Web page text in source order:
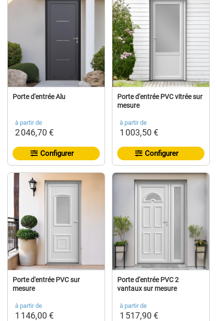
Porte d'entrée Alu
à partir de
2 046,70 €
Configurer
Porte d'entrée PVC vitrée sur
mesure
à partir de
1 003,50 €
Configurer
Porte d'entrée PVC sur
mesure
à partir de
1 146,00 €
Porte d'entrée PVC 2
vantaux sur mesure
à partir de
1 517,90 €